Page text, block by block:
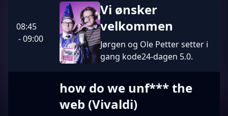
08:45
-09:00
Vi ønsker
velkommen
Jørgen og Ole Petter setter i
gang kode24-dagen 5.0.
how do we unf*** the
web (Vivaldi)